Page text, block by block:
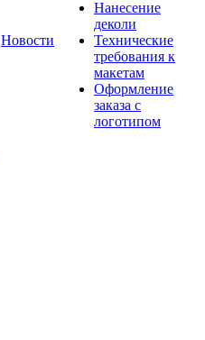
Новости
Нанесение
деколи
Технические
требования к
макетам
Оформление
заказа с
логотипом